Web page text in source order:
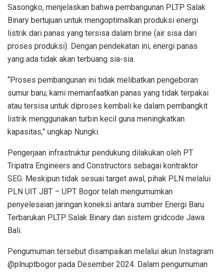
Sasongko, menjelaskan bahwa pembangunan PLTP Salak
Binary bertujuan untuk mengoptimalkan produksi energi
listrik dari panas yang tersisa dalam brine (air sisa dari
proses produksi). Dengan pendekatan ini, energi panas
yang ada tidak akan terbuang sia-sia.
“Proses pembangunan ini tidak melibatkan pengeboran
sumur baru; kami memanfaatkan panas yang tidak terpakai
atau tersisa untuk diproses kembali ke dalam pembangkit
listrik menggunakan turbin kecil guna meningkatkan
kapasitas,” ungkap Nungki.
Pengerjaan infrastruktur pendukung dilakukan oleh PT
Tripatra Engineers and Constructors sebagai kontraktor
SEG. Meskipun tidak sesuai target awal, pihak PLN melalui
PLN UIT JBT – UPT Bogor telah mengumumkan
penyelesaian jaringan koneksi antara sumber Energi Baru
Terbarukan PLTP Salak Binary dan sistem gridcode Jawa
Bali.
Pengumuman tersebut disampaikan melalui akun Instagram
@plnuptbogor pada Desember 2024. Dalam pengumuman